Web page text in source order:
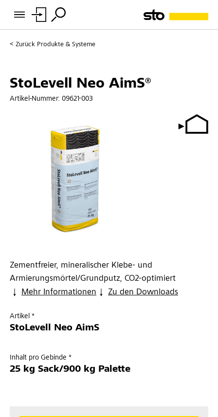
Zurück Produkte & Systeme
StoLevell Neo AimS®
Artikel-Nummer: 09621-003
Zementfreier, mineralischer Klebe- und
Armierungsmörtel/Grundputz, CO2-optimiert
Mehr Informationen
Zu den Downloads
Artikel *
StoLevell Neo AimS
Inhalt pro Gebinde *
25 kg Sack/900 kg Palette